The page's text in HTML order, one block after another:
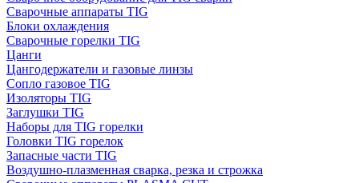
Сварочные аппараты TIG
Блоки охлаждения
Сварочные горелки TIG
Цанги
Цангодержатели и газовые линзы
Сопло газовое TIG
Изоляторы TIG
Заглушки TIG
Наборы для TIG горелки
Головки TIG горелок
Запасные части TIG
Воздушно-плазменная сварка, резка и строжка